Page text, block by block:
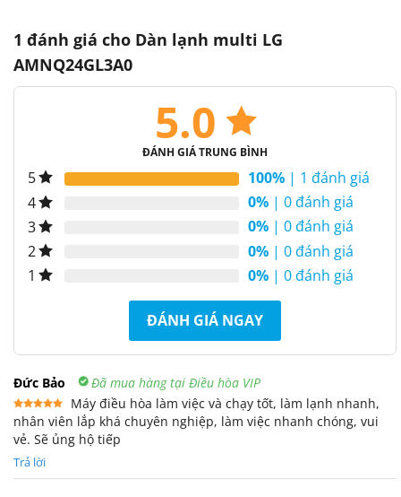
1 đánh giá cho Dàn lạnh multi LG
AMNQ24GL3A0
5.0
ĐÁNH GIÁ TRUNG BÌNH
5 100% | 1 đánh giá
4
0% | 0 đánh giá
3
0% | 0 đánh giá
2
0% | 0 đánh giá
1
0% | 0 đánh giá
ĐÁNH GIÁ NGAY
Đức Bảo Đã mua hàng tại Điều hòa VIP
Được xếp
hạng 5 5
sao
Máy điều hòa làm việc và chạy tốt, làm lạnh nhanh,
nhân viên lắp khá chuyên nghiệp, làm việc nhanh chóng, vui
vẻ. Sẽ ủng hộ tiếp
Trả lời